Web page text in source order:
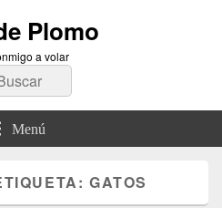
Plomo
a volar
Menú
GATOS